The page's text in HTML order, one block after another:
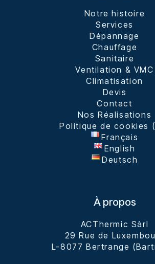
Notre histoire
Services
Dépannage
Chauffage
Sanitaire
Ventilation & VMC
Climatisation
Devis
Contact
Nos Réalisations
Politique de cookies
Français
English
Deutsch
À propos
ACThermic Sàrl
29 Rue de
L-8077 Bertrange